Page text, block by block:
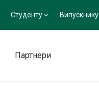
Студенту Випускнику
Партнери